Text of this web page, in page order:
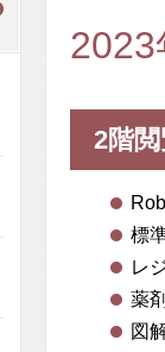
2023
2階
標
レ
薬
図